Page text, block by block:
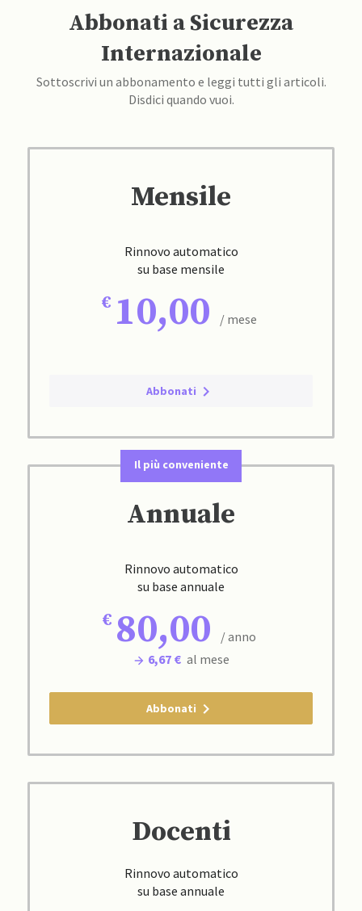
Abbonati a Sicurezza
Internazionale
Sottoscrivi un abbonamento e leggi tutti gli articoli.
Disdici quando vuoi.
Mensile
Rinnovo automatico
su base mensile
10,00 / mese
Abbonati
Il più conveniente
Annuale
Rinnovo automatico
su base annuale
80,00
/ anno
6,67 € al mese
Abbonati
Docenti
Rinnovo automatico
su base annuale